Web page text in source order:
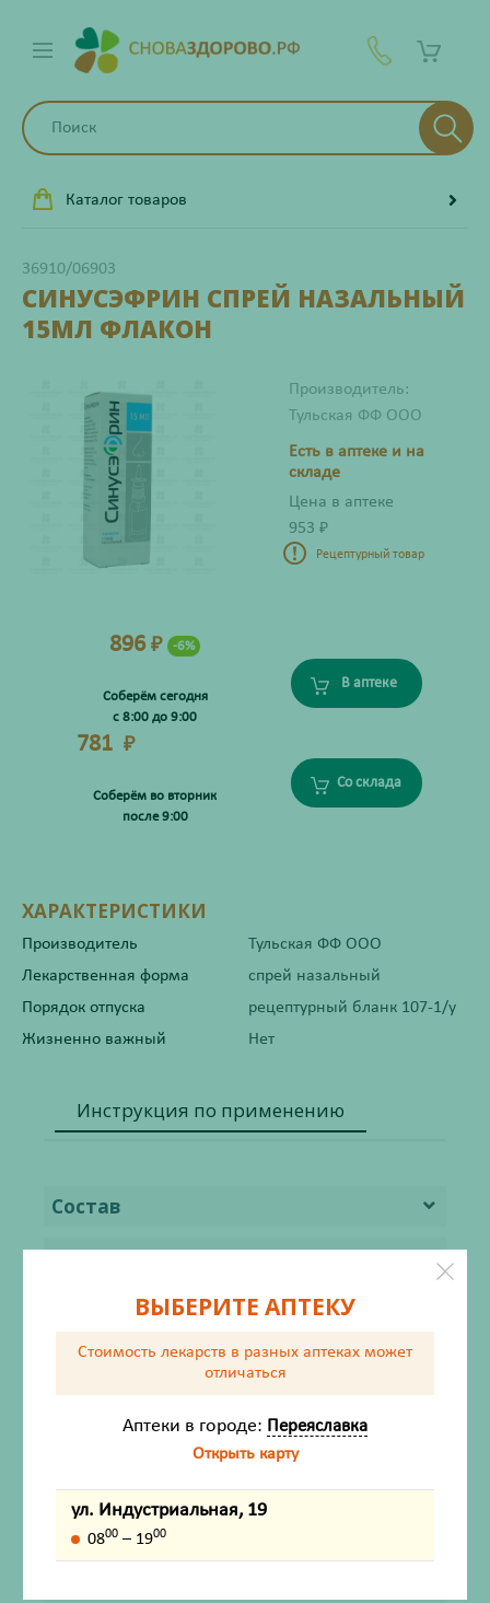
Каталог товаров
36910/06903
СИНУСЭФРИН СПРЕЙ НАЗАЛЬНЫЙ
15МЛ ФЛАКОН
Производитель:
Тульская ФФ ООО
Есть в аптеке и на
складе
Цена в аптеке
953 ₽
Рецептурный товар
896 ₽ -6%
Соберём сегодня
с 8:00 до 9:00
В аптеке
781 ₽
Соберём во вторник
после 9:00
Со склада
ХАРАКТЕРИСТИКИ
Производитель
Тульская ФФ ООО
Лекарственная форма
спрей назальный
Порядок отпуска
рецептурный бланк 107-1/у
Жизненно важный
Нет
Инструкция по применению
Состав
Описание
Фармакодинамика
Показания
Побочное действие
Противопоказания
Особые указания
ВЫБЕРИТЕ АПТЕКУ
Стоимость лекарств в разных аптеках может
отличаться
Аптеки в городе: Переяславка
Открыть карту
ул. Индустриальная, 19
0800 – 1900